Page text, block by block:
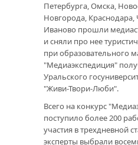
Петербурга, Омска,
Новгорода, Краснодара,
Иваново прошли
и сняли про нее
при образовательного
"Медиаэкспедиция"
Уральского
"Живи-Твори-Люби".
Всего на конкурс
поступило более 200
участия в трехдневной
эксперты выбрали